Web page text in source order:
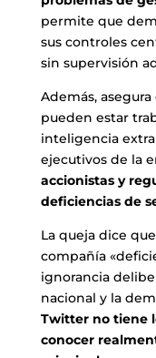
permite que
sus controles
sin supervisión
Además,
pueden estar
inteligencia
ejecutivos de la
accionistas y
deficiencias de
La queja dice
compañía
ignorancia
nacional y la
Twitter no tiene
conocer